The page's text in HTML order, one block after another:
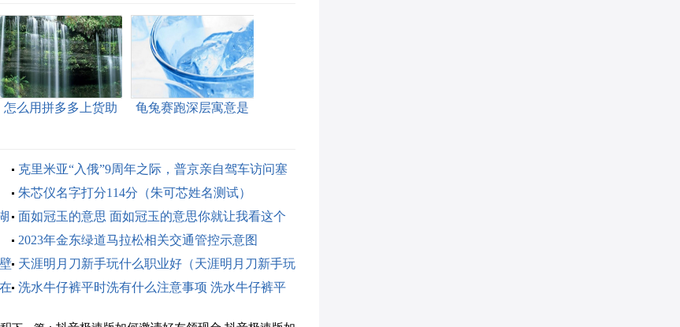
怎么用拼多多上货助
龟兔赛跑深层寓意是
克里米亚“入俄”9周年之际，普京亲自驾车访问塞
瓦斯托波尔
朱芯仪名字打分114分（朱可芯姓名测试）
面如冠玉的意思 面如冠玉的意思你就让我看这个
2023年金东绿道马拉松相关交通管控示意图
天涯明月刀新手玩什么职业好（天涯明月刀新手玩
什么职业好玩）
洗水牛仔裤平时洗有什么注意事项 洗水牛仔裤平